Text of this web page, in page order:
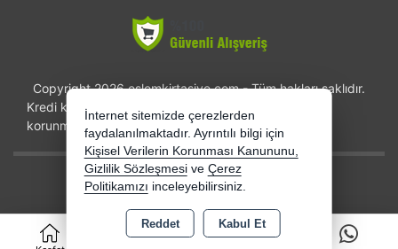
0
Copyright 2026 eslemkirtasiye.com - Tüm hakları saklıdır.
Kredi kartı bilgileriniz 256bit SSL sertifikası ile
korunmaktadır.
Bu site AKINSOFT E-Ticaret ile hazırlanmıştır.
İnternet sitemizde çerezlerden
faydalanılmaktadır. Ayrıntılı bilgi için
Kişisel Verilerin Korunması Kanununu,
Gizlilik Sözleşmesi ve Çerez
Politikamızı inceleyebilirsiniz.
Reddet Kabul Et